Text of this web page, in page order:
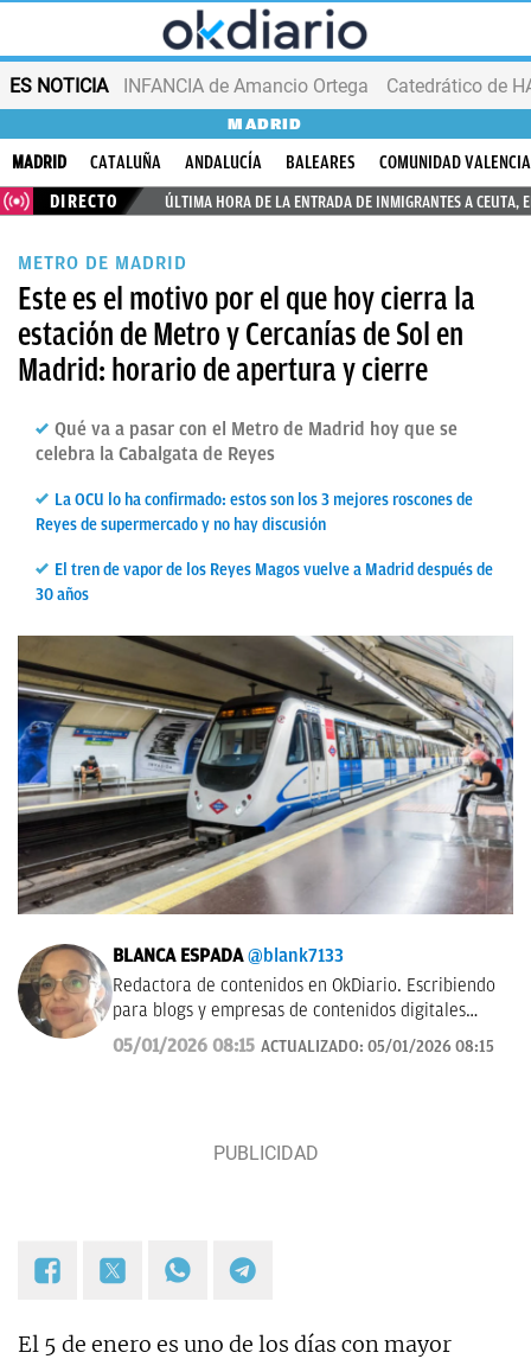
ES NOTICIA INFANCIA de Amancio Ortega
MADRID
MADRID CATALUÑA ANDALUCÍA BALEARES
COMUNIDAD
DIRECTO
ÚLTIMA HORA DE LA ENTRADA DE INMIGRANTES A CEUTA,
METRO DE MADRID
Este es el motivo por el que hoy cierra la
estación de Metro y Cercanías de Sol en
Madrid: horario de apertura y cierre
Qué va a pasar con el Metro de Madrid hoy que se
celebra la Cabalgata de Reyes
La OCU lo ha confirmado: estos son los 3 mejores roscones de
Reyes de supermercado y no hay discusión
El tren de vapor de los Reyes Magos vuelve a Madrid después de
30 años
BLANCA ESPADA @blank7133
Redactora de contenidos en OkDiario. Escribiendo
para blogs y empresas de contenidos digitales
desde 2007.
05/01/2026 08:15 ACTUALIZADO: 05/01/2026 08:15
El 5 de enero es uno de los días con mayor